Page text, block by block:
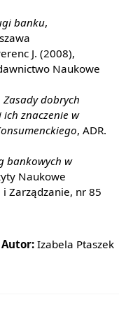
banku,
J. (2008),
Naukowe
Zasady dobrych
znaczenie w
, ADR.
bankowych w
Naukowe
Zarządzanie, nr 85
Autor: Izabela Ptaszek